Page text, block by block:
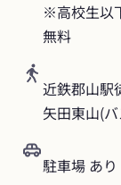
※高校生以
無料
近鉄郡山駅
矢田東山(
駐車場 あり